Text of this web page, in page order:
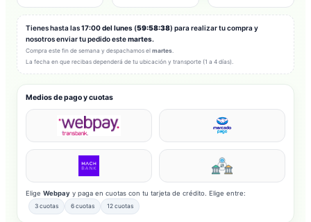
Tienes hasta las17:00 del lunes (59:58:36) para realizar tu compra y
nosotros enviar tu pedido estemartes.
Compra este fin de semana y despachamos el martes
La fecha en que recibas dependerá de tu ubicación y transporte (1 a 4 días).
Medios de pago y cuotas
Elige Webpay y paga en cuotas con tu tarjeta de crédito. Elige entre:
3 cuotas 6 cuotas 12 cuotas